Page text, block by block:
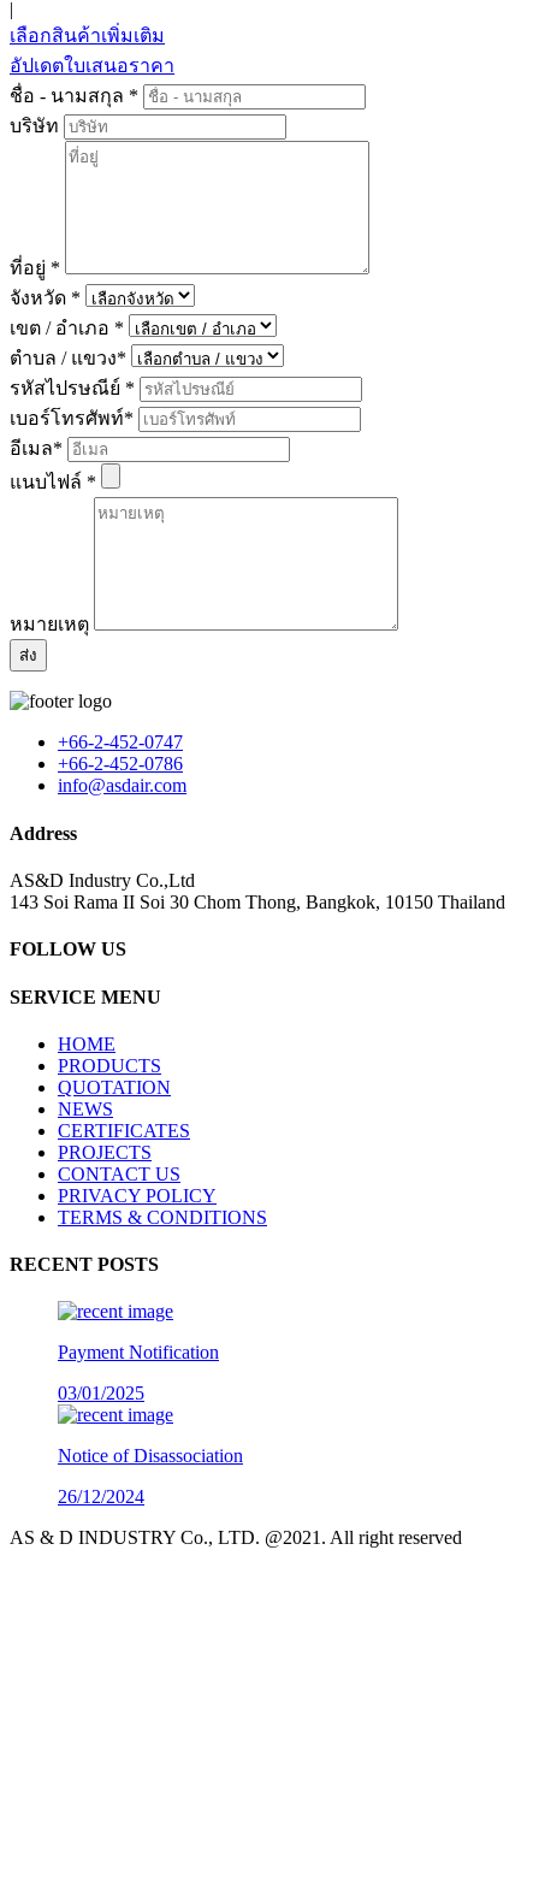
|
เลือกสินค้าเพิ่มเติม
อัปเดตใบเสนอราคา
ชื่อ - นามสกุล *
บริษัท
ที่อยู่ *
จังหวัด *
เขต / อำเภอ *
ตำบล / แขวง*
รหัสไปรษณีย์ *
เบอร์โทรศัพท์*
อีเมล*
แนบไฟล์ *
หมายเหตุ
+66-2-452-0747
+66-2-452-0786
info@asdair.com
Address
AS&D Industry Co.,Ltd
143 Soi Rama II Soi 30 Chom Thong, Bangkok, 10150 Thailand
FOLLOW US
SERVICE MENU
HOME
PRODUCTS
QUOTATION
NEWS
CERTIFICATES
PROJECTS
CONTACT US
PRIVACY POLICY
TERMS & CONDITIONS
RECENT POSTS
Payment Notification
03/01/2025
Notice of Disassociation
26/12/2024
AS & D INDUSTRY Co., LTD. @2021. All right reserved